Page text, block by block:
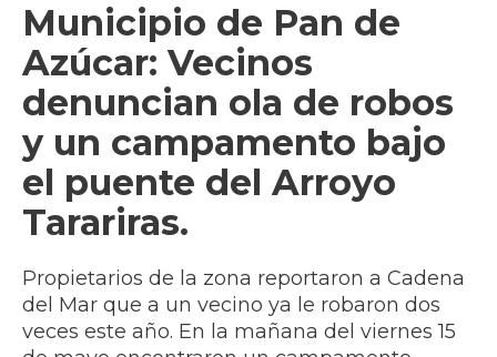
Municipio de Pan de
Azúcar: Vecinos
denuncian ola de robos
y un campamento bajo
el puente del Arroyo
Tarariras.
Propietarios de la zona reportaron a Cadena
del Mar que a un vecino ya le robaron dos
veces este año. En la mañana del viernes 15